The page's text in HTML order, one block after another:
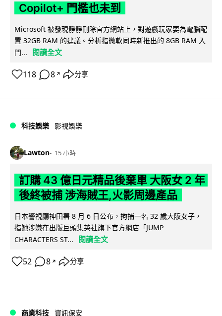
Copilot+ 門檻也未到
Microsoft 被發現靜靜刪除官方網站上，對遊戲玩家要為電腦配
置 32GB RAM 的建議。分析指微軟同時新推出的 8GB RAM 入
門...
閱讀全文
118 8 ↗ 分享
科技娛樂 影視娛樂
Lawton 15 小時
訂購 43 億日元精品後棄單 大阪女 2 年
後終被捕 涉海賊王,火影周邊產品
日本警視廳神田署 8 月 6 日公布，拘捕一名 32 歲大阪女子，
指她涉嫌在出版巨頭集英社旗下官方網店「JUMP
CHARACTERS ST...
閱讀全文
52 8 ↗ 分享
商業科技 資訊保安